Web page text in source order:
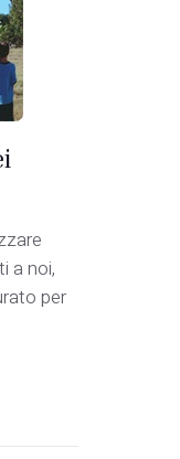
a noi,
per